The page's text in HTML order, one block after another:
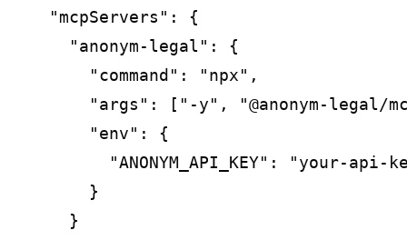
  "mcpServers": {
    "anonym-legal": {
      "command": "npx",
"args": ["-y", "@anonym-legal/
      "env": {
"ANONYM_API_KEY": "your-api-
      }
    }